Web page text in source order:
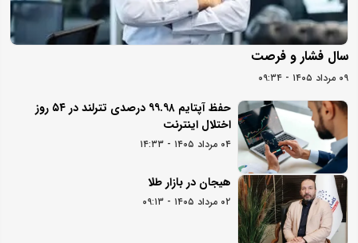
سال فشار و فرصت
۰۹ مرداد ۱۴۰۵ - ۰۹:۳۴
حفظ آپتایم ۹۹.۹۸ درصدی تترلند در ۵۴ روز
اختلال اینترنت
۰۴ مرداد ۱۴۰۵ - ۱۴:۳۳
هیجان در بازار طلا
۰۲ مرداد ۱۴۰۵ - ۰۹:۱۳